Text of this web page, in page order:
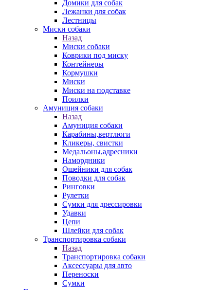
Домики для собак
Лежанки для собак
Лестницы
Миски собаки
Назад
Миски собаки
Коврики под миску
Контейнеры
Кормушки
Миски
Миски на подставке
Поилки
Амуниция собаки
Назад
Амуниция собаки
Карабины,вертлюги
Кликеры, свистки
Медальоны,адресники
Намордники
Ошейники для собак
Поводки для собак
Ринговки
Рулетки
Сумки для дрессировки
Удавки
Цепи
Шлейки для собак
Транспортировка собаки
Назад
Транспортировка собаки
Аксессуары для авто
Переноски
Сумки